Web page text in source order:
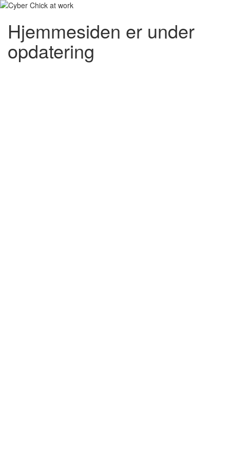
Hjemmesiden er under
opdatering